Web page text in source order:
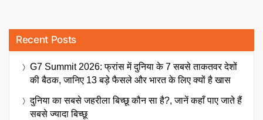
Recent Posts
G7 Summit 2026: फ्रांस में दुनिया के 7 सबसे ताकतवर देशों
की बैठक, जानिए 13 बड़े फैसले और भारत के लिए क्यों है खास
दुनिया का सबसे जहरीला बिच्छू कौन सा है?, जानें कहाँ पाए जाते हैं
सबसे ज्यादा बिच्छू